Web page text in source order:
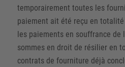
temporairement toutes les
paiement ait été reçu en
les paiements en souffrance de
sommes en droit de résilier en
contrats de fourniture déjà